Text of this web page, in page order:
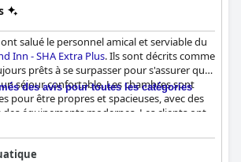
salué le personnel amical et serviable du
Inn - SHA Extra Plus. Ils sont décrits comme
prêts à se surpasser pour s'assurer que
séjour confortable. Les chambres sont
pour être propres et spacieuses, avec des
équipements modernes. Les clients ont
la piscine de l'hôtel, qui est décrite comme
Le buffet du petit-déjeuner est
avec un bon choix d'options. Dans
des avis pour toutes les catégories